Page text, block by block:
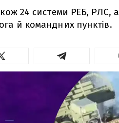
24 системи РЕБ, РЛС,
й командних пунктів.